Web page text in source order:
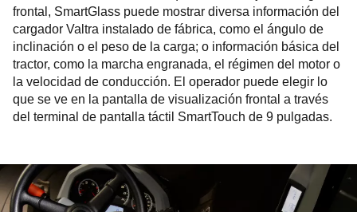
frontal, SmartGlass puede mostrar diversa información del
cargador Valtra instalado de fábrica, como el ángulo de
inclinación o el peso de la carga; o información básica del
tractor, como la marcha engranada, el régimen del motor o
la velocidad de conducción. El operador puede elegir lo
que se ve en la pantalla de visualización frontal a través
del terminal de pantalla táctil SmartTouch de 9 pulgadas.